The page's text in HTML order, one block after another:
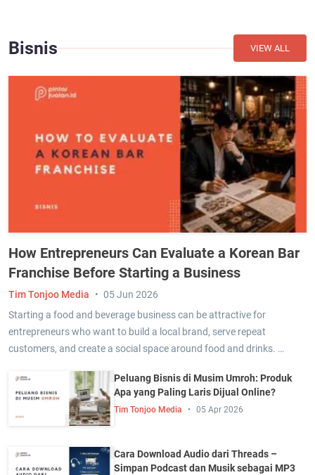
Bisnis VIEW ALL
How Entrepreneurs Can Evaluate a Korean Bar
Franchise Before Starting a Business
Starting a food and beverage business can be attractive for
entrepreneurs who want to build a local brand, serve repeat
customers, and create a social space around food and drinks. …
Tim Tonjoo Media 05 Jun 2026
Peluang Bisnis di Musim Umroh: Produk
Apa yang Paling Laris Dijual Online?
Tim Tonjoo Media 05 Apr 2026
Cara Download Audio dari Threads –
Simpan Podcast dan Musik sebagai MP3